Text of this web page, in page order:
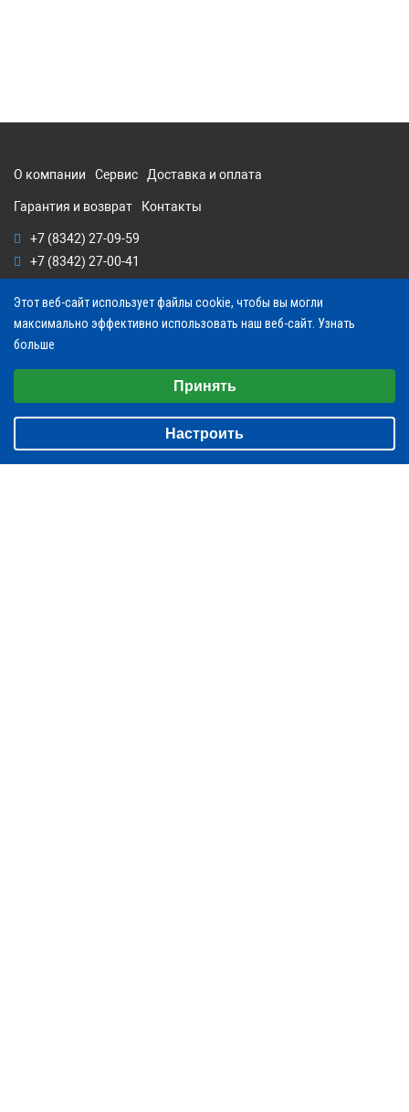
О компании Сервис Доставка и оплата
Гарантия и возврат Контакты
+7 (8342) 27-09-59
+7 (8342) 27-00-41
Этот веб-сайт использует файлы cookie, чтобы вы могли
максимально эффективно использовать наш веб-сайт. Узнать
больше
Аналитические/Функциональные
Принять
Настроить